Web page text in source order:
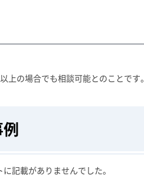
の場合でも相談可能とのことです。
記載がありませんでした。